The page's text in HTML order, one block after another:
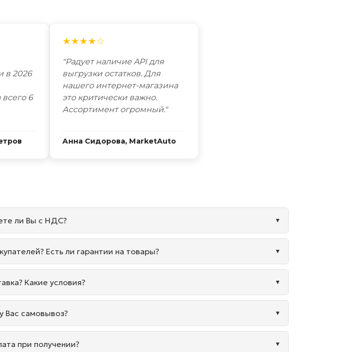
в 2026
6
★★★★☆
"Радует наличие API для
выгрузки остатков. Для
нашего интернет-магазина
это критически важно.
Ассортимент огромный."
Анна Сидорова, MarketAuto
ли Вы с НДС?
Есть ли гарантии на товары?
Какие условия?
Вас самовывоз?
при получении?